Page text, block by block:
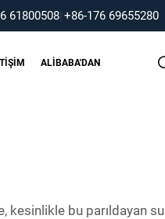
61800508 +86-176 69655280
ALIBABA'DAN
kesinlikle bu parıldayan su